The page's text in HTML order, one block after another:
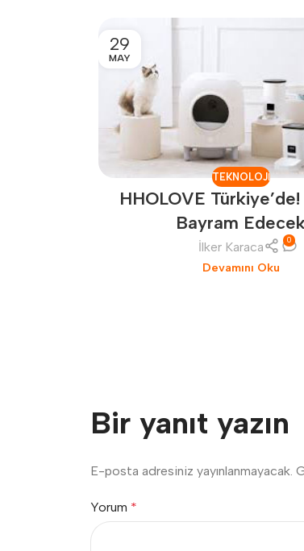
29
MAY
TEKNOLOJI
HHOLOVE
Bayram
İlker Karaca 0
Devamını Oku
Bir yanıt yazın
E-posta adresiniz yayınlanmayacak.
Yorum *